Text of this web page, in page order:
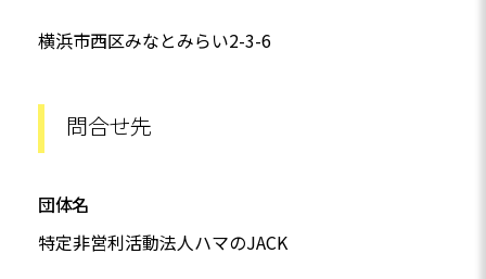
横浜市西区みなとみらい2-3-6
問合せ先
団体名
特定非営利活動法人ハマのJACK